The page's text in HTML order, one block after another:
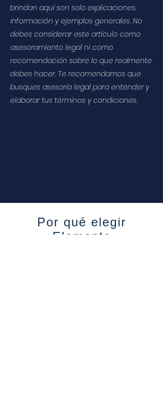
brindan aquí son solo explicaciones,
información y ejemplos generales. No
debes considerar este artículo como
asesoramiento legal ni como
recomendación sobre lo que realmente
debes hacer. Te recomendamos que
busques asesoría legal para entender y
elaborar tus términos y condiciones.
Por qué elegir
Elements